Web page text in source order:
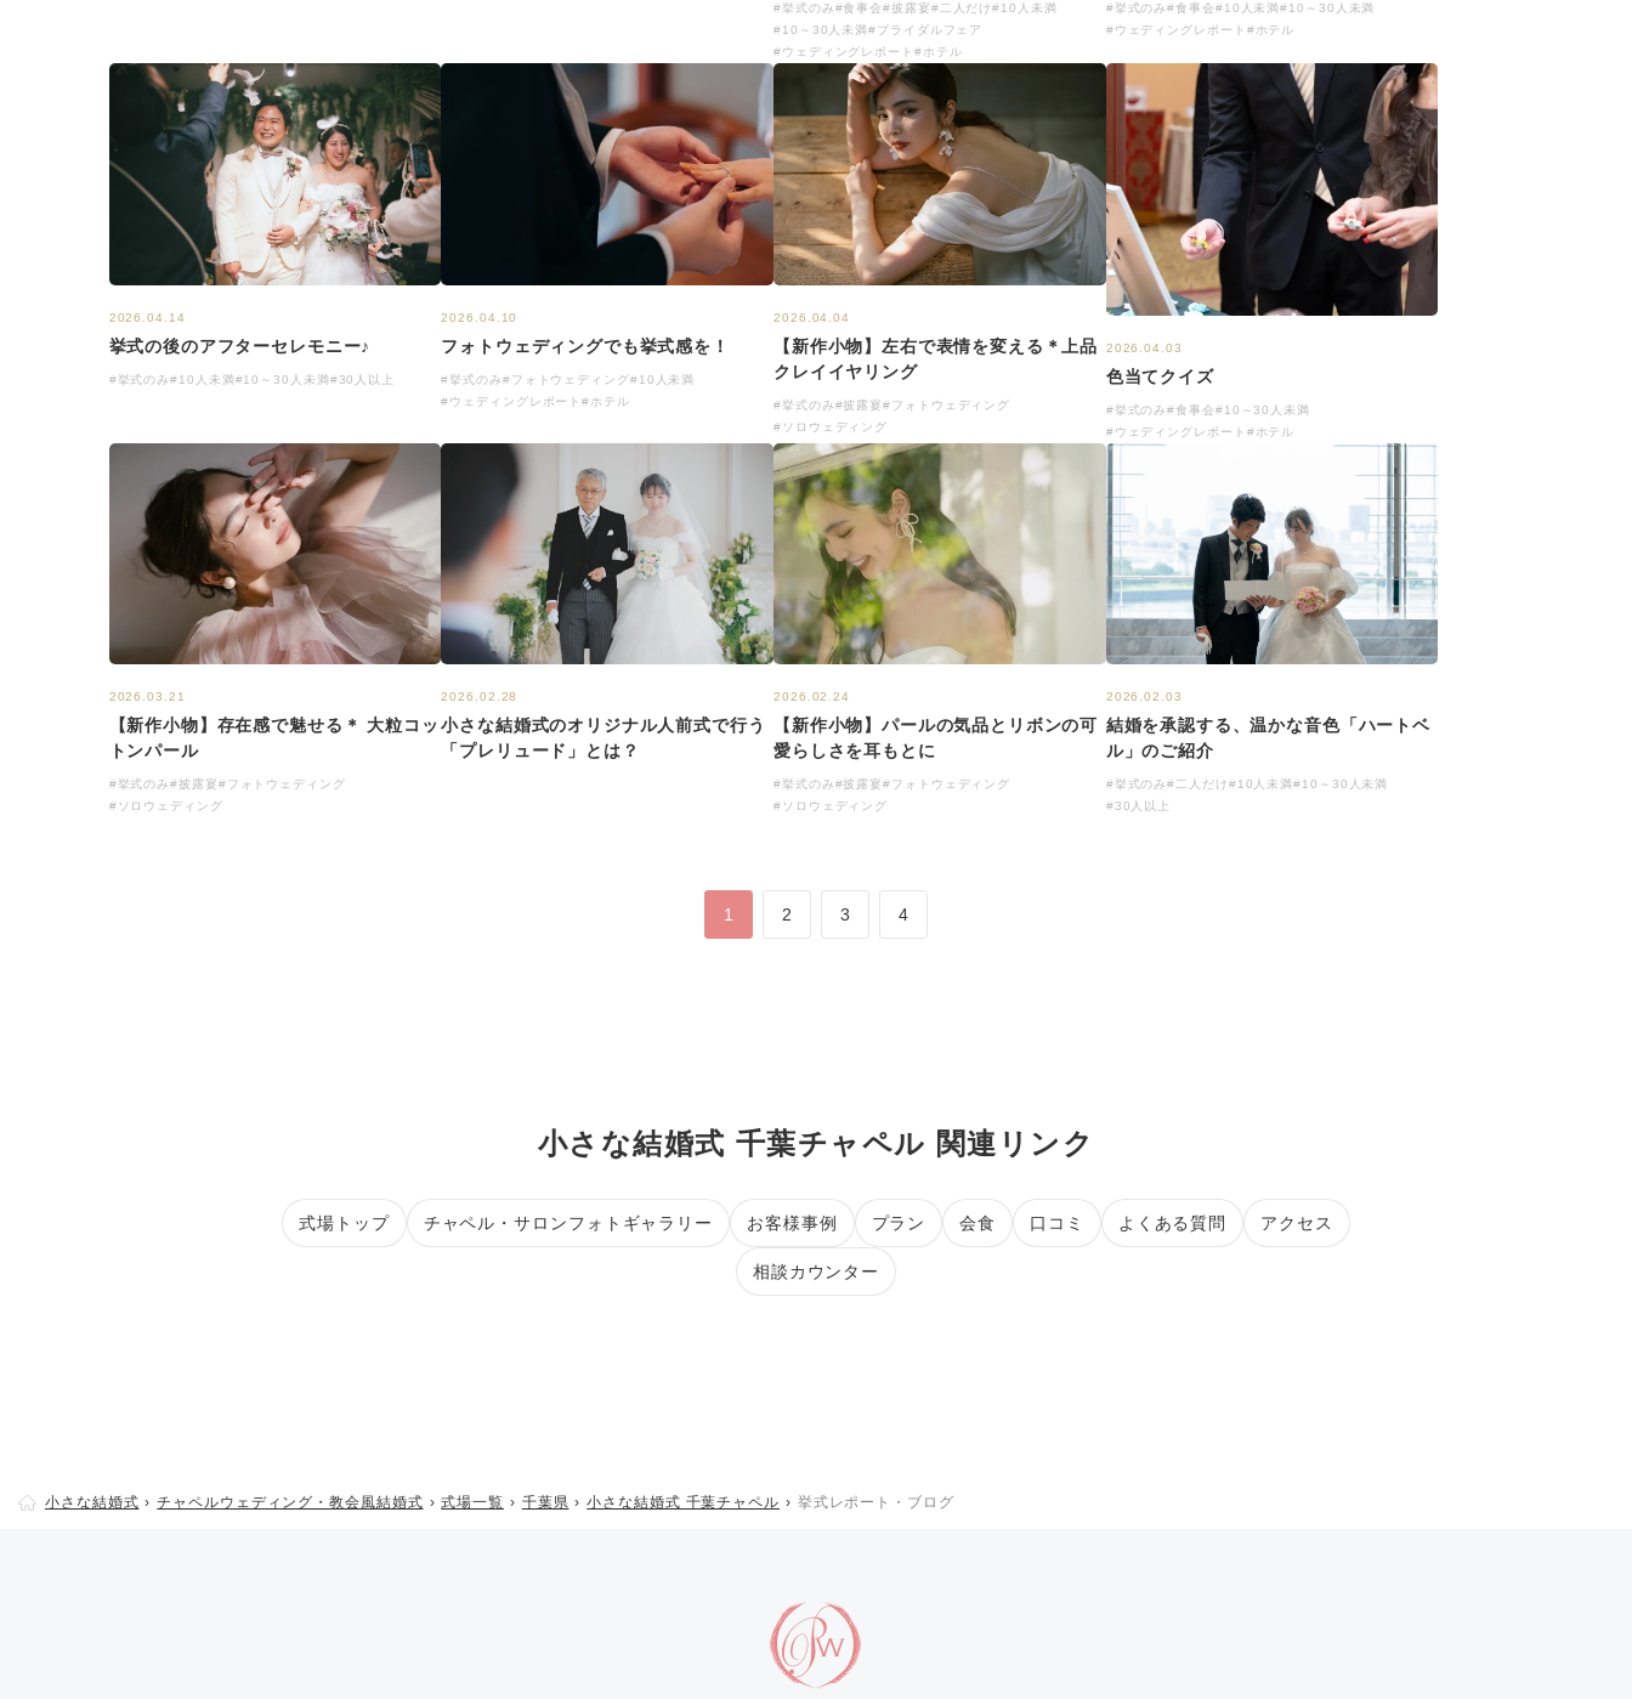
#挙式のみ#食事会#披露宴#二人だけ#10人未満
#10～30人未満#ブライダルフェア
#ウェディングレポート #ホテル
#挙式のみ#食事会#10人未満#10～30人未満
#ウェディングレポート #ホテル
2026.04.14
挙式の後のアフターセレモニー♪
#挙式のみ#10人未満#10～30人未満#30人以上
2026.04.10
フォトウェディングでも挙式感を！
#挙式のみ#フォトウェディング#10人未満
#ウェディングレポート#ホテル
2026.04.04
【新作小物】左右で表情を変える＊上品
クレイイヤリング
#挙式のみ#披露宴#フォトウェディング
#ソロウェディング
2026.04.03
色当てクイズ
#挙式のみ#食事会#10～30人未満
#ウェディングレポート #ホテル
2026.03.21
【新作小物】存在感で魅せる＊ 大粒コッ
トンパール
#挙式のみ#披露宴#フォトウェディング
#ソロウェディング
2026.02.28
小さな結婚式のオリジナル人前式で行う
「プレリュード」とは？
2026.02.24
【新作小物】パールの気品とリボンの可
愛らしさを耳もとに
#挙式のみ#披露宴#フォトウェディング
#ソロウェディング
2026.02.03
結婚を承認する、温かな音色「ハートベ
ル」のご紹介
#挙式のみ#二人だけ#10人未満#10～30人未満
#30人以上
1 2 3 4
小さな結婚式 千葉チャペル 関連リンク
式場トップ チャペル・サロンフォトギャラリー お客様事例 プラン 会食 口コミ よくある質問 アクセス
相談カウンター
小さな結婚式 チャペルウェディング・教会風結婚式 式場一覧 千葉県 小さな結婚式 千葉チャペル 挙式レポート・ブログ